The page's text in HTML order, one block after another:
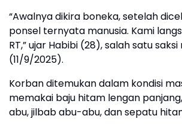
“Awalnya dikira boneka, setelah
ponsel ternyata manusia. Kami
RT,” ujar Habibi (28), salah satu
(11/9/2025).
Korban ditemukan dalam kondisi
memakai baju hitam lengan
abu, jilbab abu-abu, dan sepatu